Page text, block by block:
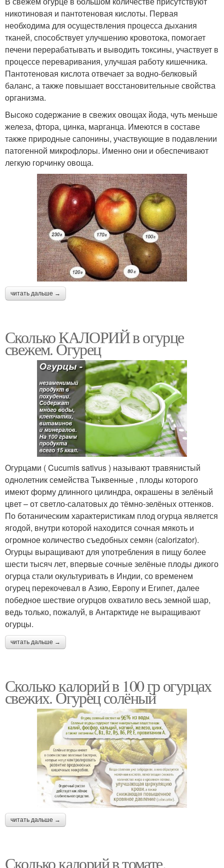
никотиновая и пантотеновая кислоты. Первая
необходима для осуществления процесса дыхания
тканей, способствует улучшению кровотока, помогает
печени перерабатывать и выводить токсины, участвует в
процессе переваривания, улучшая работу кишечника.
Пантотеновая кислота отвечает за водно-белковый
баланс, а также повышает восстановительные свойства
организма.
Высоко содержание в свежих овощах йода, чуть меньше
железа, фтора, цинка, марганца. Имеются в составе
также природные сапонины, участвующие в подавлении
патогенной микрофлоры. Именно они и обеспечивают
легкую горчинку овоща.
читать дальше →
Сколько КАЛОРИЙ в огурце
свежем. Огурец
Огурцами ( Cucumis sativus ) называют травянистый
однолетник семейства Тыквенные , плоды которого
имеют форму длинного цилиндра, окрашены в зелёный
цвет – от светло-салатовых до тёмно-зелёных оттенков.
По ботаническим характеристикам плод огурца является
ягодой, внутри которой находится сочная мякоть и
огромное количество съедобных семян (calorizator).
Огурцы выращивают для употребления в пищу более
шести тысяч лет, впервые сочные зелёные плоды дикого
огурца стали окультуривать в Индии, со временем
огурец перекочевал в Азию, Европу и Египет, далее
победное шествие огурцов охватило весь земной шар,
ведь только, пожалуй, в Антарктиде не выращивают
огурцы.
читать дальше →
Сколько калорий в 100 гр огурцах
свежих. Огурец солёный
читать дальше →
Сколько калорий в томате.